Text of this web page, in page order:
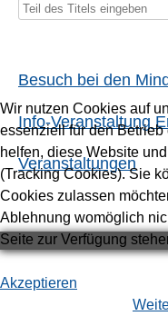
Teil
eingeben
Besuch bei den
Info-Veranstaltung
Veranstaltungen
Wir nutzen Cookies auf
essenziell für den
helfen, diese Website
(Tracking Cookies). Sie
Cookies zulassen
Ablehnung womöglich
Seite zur Verfügung
Akzeptieren